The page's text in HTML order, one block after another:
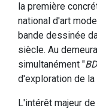
la première
national d'art
bande dessinée
siècle. Au
simultanément "
d'exploration de
L'intérêt majeur